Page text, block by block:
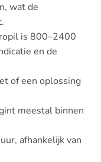
wat de
is 800–2400
en de
of een oplossing
meestal binnen
afhankelijk van